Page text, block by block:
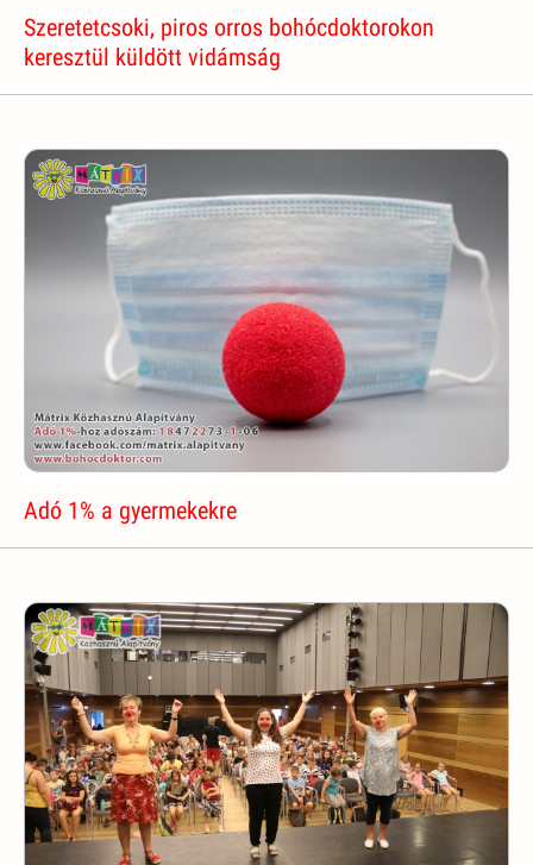
Szeretetcsoki, piros orros bohócdoktorokon
keresztül küldött vidámság
Adó 1% a gyermekekre